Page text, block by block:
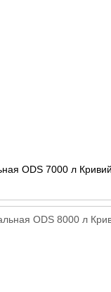
ODS 7000 л